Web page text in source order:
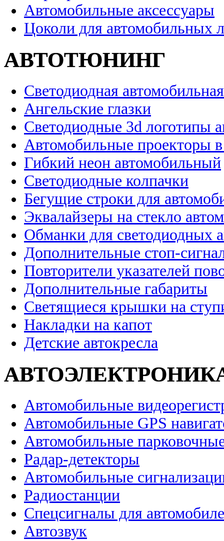
Автомобильные аксессуары
Цоколи для автомобильных
АВТОТЮНИНГ
Светодиодная
Ангельские глазки
Светодиодные 3d логотипы
Автомобильные проекторы
Гибкий неон автомобильный
Светодиодные колпачки
Бегущие строки для
Эквалайзеры на стекло
Обманки для светодиодных
Дополнительные стоп-
Повторители указателей
Дополнительные габариты
Светящиеся крышки на
Накладки на капот
Детские автокресла
Автомобильные
Автомобильные GPS
Автомобильные
Радар-детекторы
Автомобильные
Радиостанции
Спецсигналы для
Автозвук